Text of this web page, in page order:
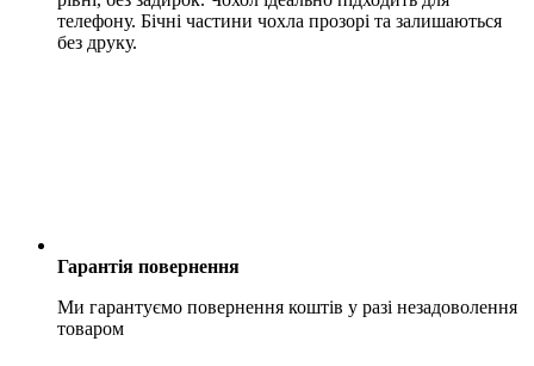
телефону. Бічні частини чохла прозорі та залишаються
без друку.
Гарантія повернення
Ми гарантуємо повернення коштів у разі незадоволення
товаром